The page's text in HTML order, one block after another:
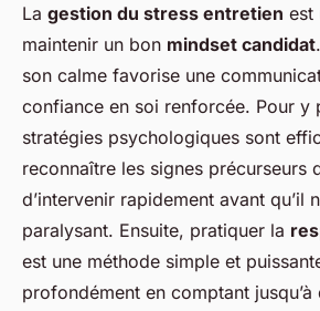
La gestion du stress entretien est
maintenir un bon mindset candidat
son calme favorise une
confiance en soi renforcée. Pour y
stratégies psychologiques sont
reconnaître les signes précurseurs
d’intervenir rapidement avant qu’il
paralysant. Ensuite, pratiquer la
est une méthode simple et
profondément en comptant